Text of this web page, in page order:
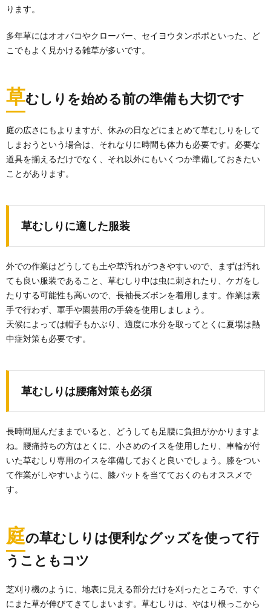
タイルの掃除。お風呂場のタイル目地をキ
レイにする方法
タイルの掃除は大変ですが、見て見ぬふりをすると、
取り返しの付かないことになってしまいます。 お...
家庭の書類の整理が苦手な人のために収納
のコツを解説します
どんどん増えていくレシートや取扱説明書などの書
類。あとでゆっくり整理して収納しようと思っていて
窓の掃除にはどんな洗剤を使うとよいのでしょうか？
窓ガラスは、室内と外側で汚れが違います。 ...
ります。
多年草にはオオバコやクローバー、セイヨウタンポポといった、ど
こでもよく見かける雑草が多いです。
草むしりを始める前の準備も大切です
庭の広さにもよりますが、休みの日などにまとめて草むしりをして
しまおうという場合は、それなりに時間も体力も必要です。必要な
道具を揃えるだけでなく、それ以外にもいくつか準備しておきたい
ことがあります。
草むしりに適した服装
外での作業はどうしても土や草汚れがつきやすいので、まずは汚れ
ても良い服装であること、草むしり中は虫に刺されたり、ケガをし
たりする可能性も高いので、長袖長ズボンを着用します。作業は素
手で行わず、軍手や園芸用の手袋を使用しましょう。
天候によっては帽子もかぶり、適度に水分を取ってとくに夏場は熱
中症対策も必要です。
草むしりは腰痛対策も必須
長時間屈んだままでいると、どうしても足腰に負担がかかりますよ
ね。腰痛持ちの方はとくに、小さめのイスを使用したり、車輪が付
いた草むしり専用のイスを準備しておくと良いでしょう。膝をつい
て作業がしやすいように、膝パットを当てておくのもオススメで
す。
庭の草むしりは便利なグッズを使って行
うこともコツ
芝刈り機のように、地表に見える部分だけを刈ったところで、すぐ
にまた草が伸びてきてしまいます。草むしりは、やはり根っこから